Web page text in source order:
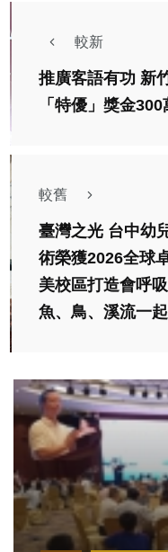
較新
推廣客語有功 新
「特優」獎金300
較舊
臺灣之光 台中幼
術榮獲2026全球
美校區打造會呼
魚、鳥、溪流一